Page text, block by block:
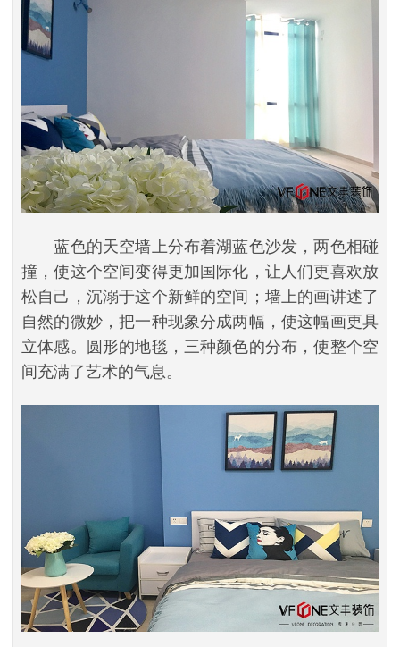
蓝色的天空墙上分布着湖蓝色沙发，两色相碰
撞，使这个空间变得更加国际化，让人们更喜欢放
松自己，沉溺于这个新鲜的空间；墙上的画讲述了
自然的微妙，把一种现象分成两幅，使这幅画更具
立体感。圆形的地毯，三种颜色的分布，使整个空
间充满了艺术的气息。